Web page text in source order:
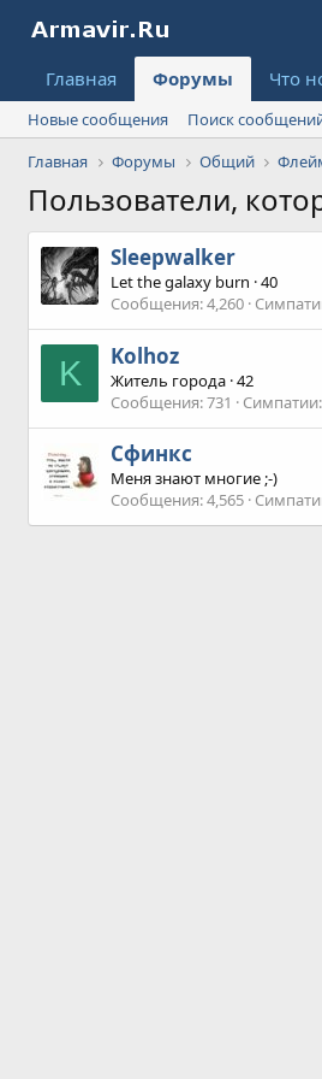
Главная Форумы Что
Новые сообщения
Поиск
Главная
Форумы Общий
Пользователи,
Sleepwalker
Let the galaxy burn ·40
Сообщения 4,260
K Kolhoz
Житель города ·42
Сообщения 731 Симпатии
Сфинкс
Меня знают многие ;-)
Сообщения 4,565